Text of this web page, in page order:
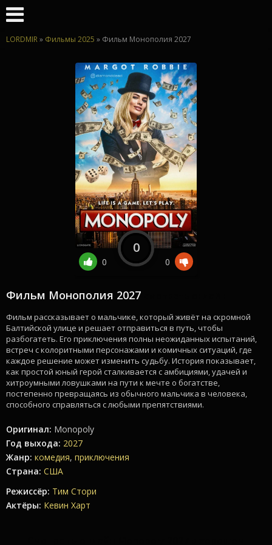
LORDMIR» Фильмы 2025 » Фильм Монополия 2027
Фильм Монополия 2027
Фильм рассказывает о мальчике, который живёт на скромной
Балтийской улице и решает отправиться в путь, чтобы
разбогатеть. Его приключения полны неожиданных испытаний,
встреч с колоритными персонажами и комичных ситуаций, где
каждое решение может изменить судьбу. История показывает,
как простой юный герой сталкивается с амбициями, удачей и
хитроумными ловушками на пути к мечте о богатстве,
постепенно превращаясь из обычного мальчика в человека,
способного справляться с любыми препятствиями.
Оригинал: Monopoly
Год выхода: 2027
Жанр: комедия, приключения
Страна: США
Режиссёр: Тим Стори
Актёры: Кевин Харт
0
0
0